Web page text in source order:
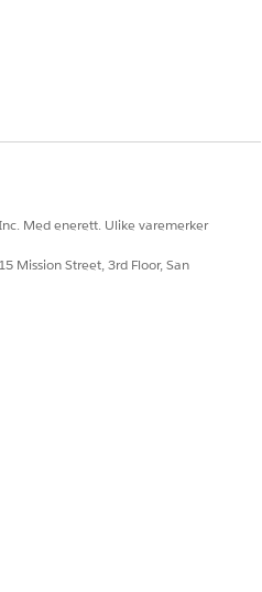
Med enerett. Ulike varemerker
Mission Street, 3rd Floor, San